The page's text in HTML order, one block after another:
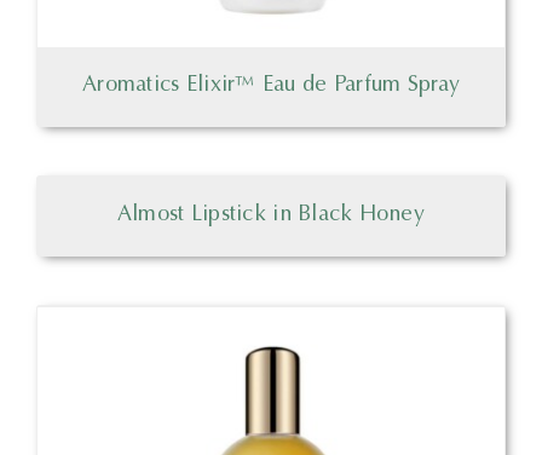
Aromatics Elixir™ Eau de Parfum Spray
Almost Lipstick in Black Honey